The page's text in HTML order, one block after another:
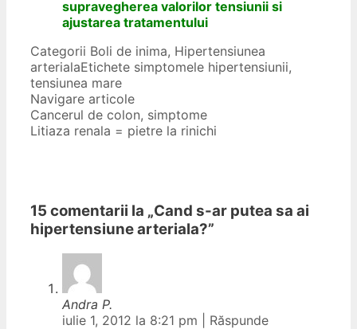
supravegherea valorilor tensiunii si
ajustarea tratamentului
Categorii Boli de inima, Hipertensiunea
arterialaEtichete simptomele hipertensiunii,
tensiunea mare
Navigare articole
Cancerul de colon, simptome
Litiaza renala = pietre la rinichi
15 comentarii la „Cand s-ar putea sa ai
hipertensiune arteriala?”
Andra P.
iulie 1, 2012 la 8:21 pm
Răspunde